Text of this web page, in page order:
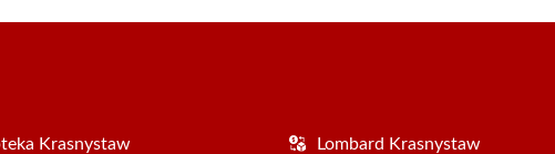
Krasnystaw Lombard Krasnystaw